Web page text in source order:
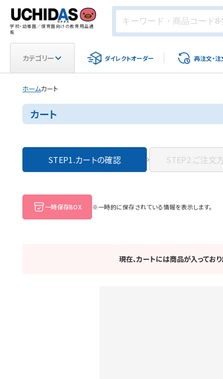
学校・幼稚園／保育園向けの教育用品通
販
カテゴリー ダイレクトオーダー 再注文・注
ホームカート
カート
STEP1.カートの確認 STEP2.ご注文
一時保存BOX ※一時的に保存されている情報を表示します。
現在、カートには商品が入ってお